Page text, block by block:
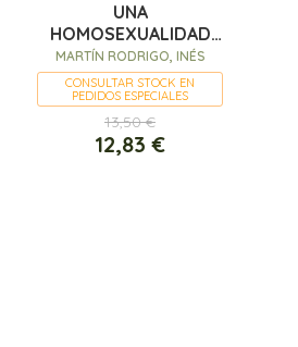
UNA
HOMOSEXUALIDAD
PROPIA
MARTÍN RODRIGO, INÉS
CONSULTAR STOCK EN
PEDIDOS ESPECIALES
13,50 €
12,83 €